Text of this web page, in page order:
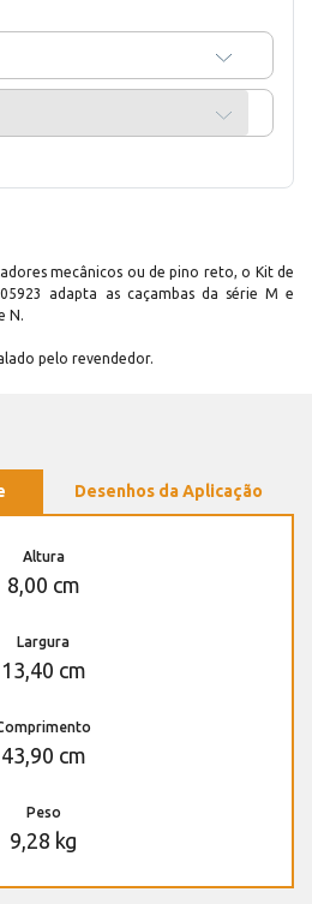
mecânicos ou de pino reto, o Kit de
adapta as caçambas da série M e
N.
pelo revendedor.
Desenhos da Aplicação
Altura
8,00 cm
Largura
13,40 cm
43,90 cm
Peso
9,28 kg